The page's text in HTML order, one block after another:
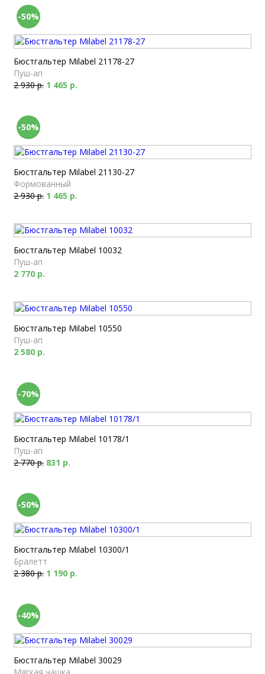
-50%
Бюстгальтер Milabel 21178-27
Пуш-ап
2 930 р. 1 465 р.
-50%
Бюстгальтер Milabel 21130-27
Формованный
2 930 р. 1 465 р.
Бюстгальтер Milabel 10032
Пуш-ап
2 770 р.
Бюстгальтер Milabel 10550
Пуш-ап
2 580 р.
-70%
Бюстгальтер Milabel 10178/1
Пуш-ап
2 770 р. 831 р.
-50%
Бюстгальтер Milabel 10300/1
Бралетт
2 380 р. 1 190 р.
-40%
Бюстгальтер Milabel 30029